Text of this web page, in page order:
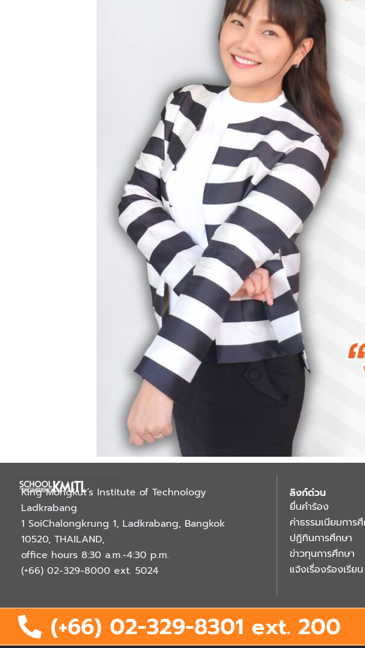
King Mongkut’s Institute of Technology
Ladkrabang
1 SoiChalongkrung 1, Ladkrabang, Bangkok
10520, THAILAND,
office hours 8:30 a.m.-4:30 p.m.
(+66) 02-329-8000 ext. 5024
ลิงก์ด่วน
ยื่นคำร้อง
ค่าธรรมเนียมการ
ปฏิทินการศึกษา
ข่าวทุนการศึกษา
แจ้งเรื่องร้องเรียน
(+66) 02-329-8301 ext. 200